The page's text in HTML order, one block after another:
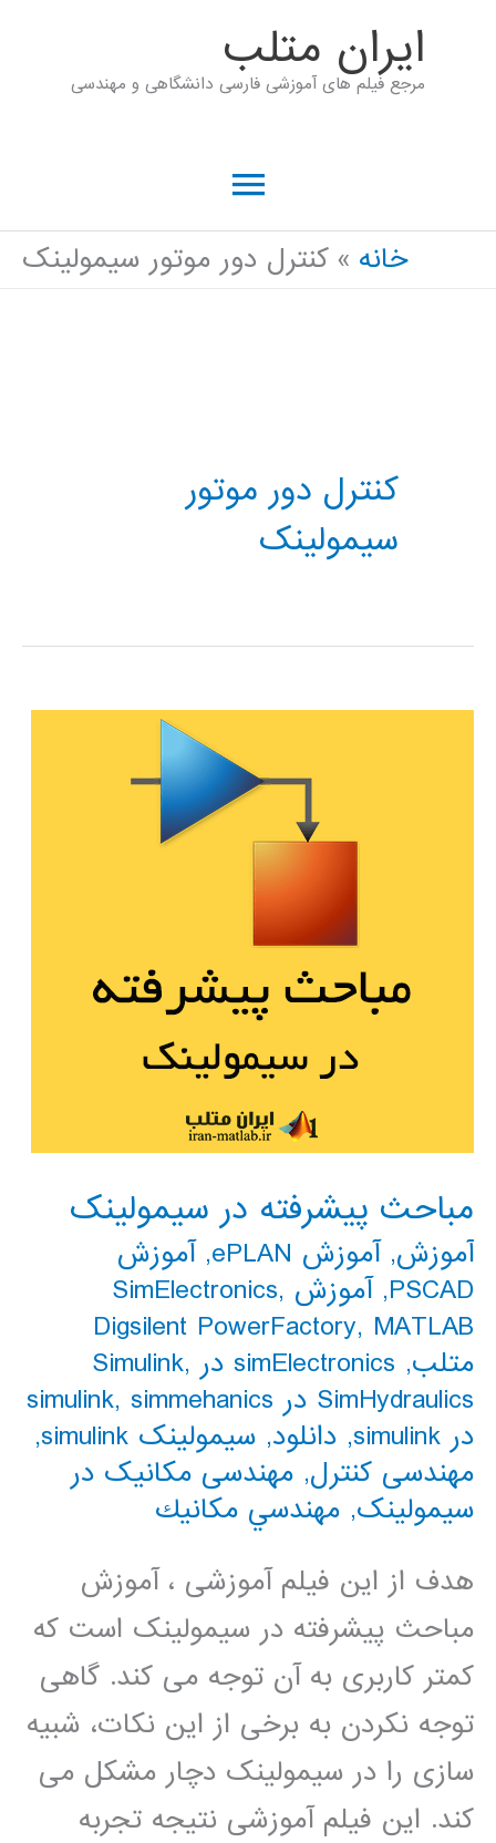
ايران متلب
مرجع فیلم های آموزشی فارسی دانشگاهی و مهندسی
فهرست
اصلی
خانه کنترل دور موتور سیمولینک
کنترل دور موتور
سیمولینک
مباحث پیشرفته در سیمولینک
آموزش,آموزش ePLAN ,آموزش
PSCAD
,آموزش SimElectronics ,
Digsilent PowerFactory, MATLAB
متلب, simElectronics در Simulink
,
SimHydraulics در simulink
, simmehanics
در simulink
, دانلود, سیمولینک simulink
,
مهندسی کنترل, مهندسی مکانیک در
سیمولینک, مهندسي مكانيك
هدف از این فیلم آموزشی ، آموزش
مباحث پیشرفته در سیمولینک است که
کمتر کاربری به آن توجه می کند. گاهی
توجه نکردن به برخی از این نکات، شبیه
سازی را در سیمولینک دچار مشکل می
کند. این فیلم آموزشی نتیجه تجربه